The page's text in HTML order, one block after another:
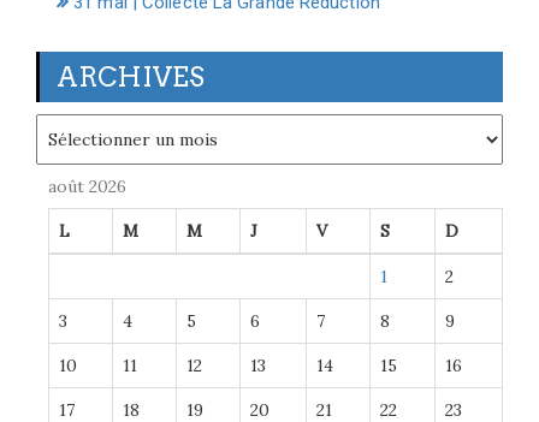
ARCHIVES
août 2026
L M M J V S D
1 2
3 4 5 6 7 8 9
10 11 12 13 14 15 16
17 18 19 20 21 22 23